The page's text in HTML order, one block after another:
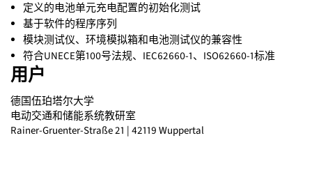
定义的电池单元充电配置的初始化测试
基于软件的程序序列
模块测试仪、环境模拟箱和电池测试仪的兼容性
符合UNECE第100号法规、IEC62660-1、ISO62660-1标准
用户
德国伍珀塔尔大学
电动交通和储能系统教研室
Rainer-Gruenter-Straße 21 | 42119 Wuppertal